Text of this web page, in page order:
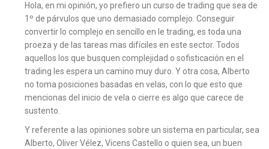
Hola, en mi opinión, yo prefiero un curso de trading que sea de
1º de párvulos que uno demasiado complejo. Conseguir
convertir lo complejo en sencillo en le trading, es toda una
proeza y de las tareas mas difíciles en este sector. Todos
aquellos los que busquen complejidad o sofisticación en el
trading les espera un camino muy duro. Y otra cosa, Alberto
no toma posiciones basadas en velas, con lo que esto que
mencionas del inicio de vela o cierre es algo que carece de
sustento.
Y referente a las opiniones sobre un sistema en particular, sea
Alberto, Oliver Vélez, Vicens Castello o quien sea, un buen